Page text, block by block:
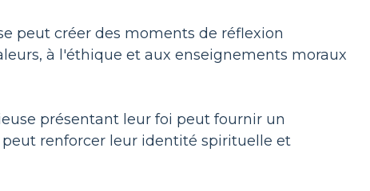
peut créer des moments de réflexion
à l'éthique et aux enseignements moraux
présentant leur foi peut fournir un
renforcer leur identité spirituelle et